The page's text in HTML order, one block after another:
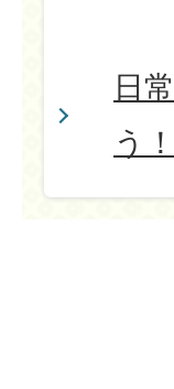
日
う！